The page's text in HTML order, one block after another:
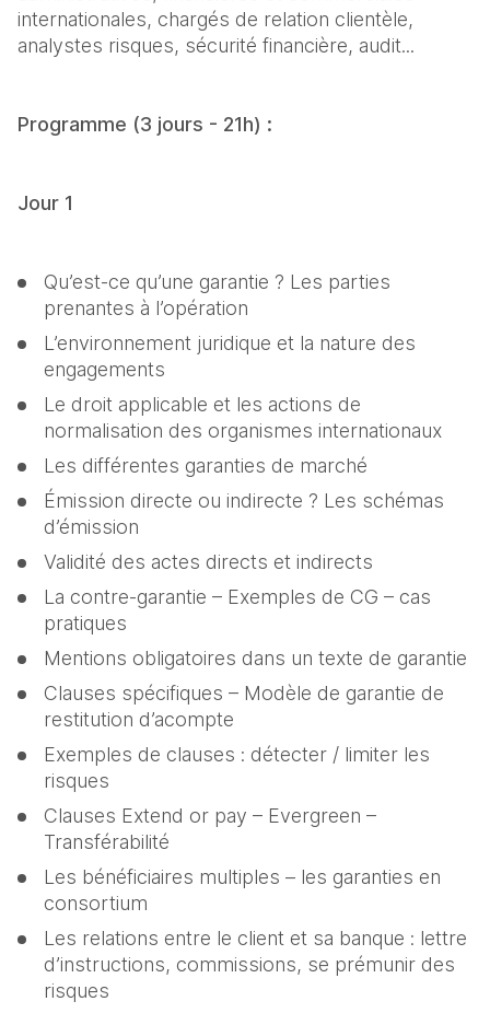
internationales, chargés de relation clientèle,
analystes risques, sécurité financière, audit...
Programme (3 jours - 21h) :
Jour 1
Qu’est-ce qu’une garantie ? Les parties
prenantes à l’opération
L’environnement juridique et la nature des
engagements
Le droit applicable et les actions de
normalisation des organismes internationaux
Les différentes garanties de marché
Émission directe ou indirecte ? Les schémas
d’émission
Validité des actes directs et indirects
La contre-garantie – Exemples de CG – cas
pratiques
Mentions obligatoires dans un texte de garantie
Clauses spécifiques – Modèle de garantie de
restitution d’acompte
Exemples de clauses : détecter / limiter les
risques
Clauses Extend or pay – Evergreen –
Transférabilité
Les bénéficiaires multiples – les garanties en
consortium
Les relations entre le client et sa banque : lettre
d’instructions, commissions, se prémunir des
risques